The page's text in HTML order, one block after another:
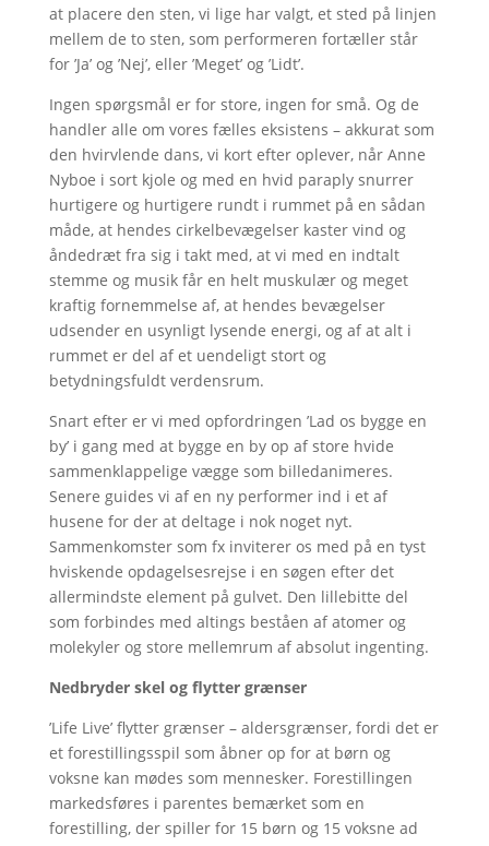
at placere den sten, vi lige har valgt, et sted på linjen
mellem de to sten, som performeren fortæller står
for ’Ja’ og ’Nej’, eller ’Meget’ og ’Lidt’.
Ingen spørgsmål er for store, ingen for små. Og de
handler alle om vores fælles eksistens – akkurat som
den hvirvlende dans, vi kort efter oplever, når Anne
Nyboe i sort kjole og med en hvid paraply snurrer
hurtigere og hurtigere rundt i rummet på en sådan
måde, at hendes cirkelbevægelser kaster vind og
åndedræt fra sig i takt med, at vi med en indtalt
stemme og musik får en helt muskulær og meget
kraftig fornemmelse af, at hendes bevægelser
udsender en usynligt lysende energi, og af at alt i
rummet er del af et uendeligt stort og
betydningsfuldt verdensrum.
Snart efter er vi med opfordringen ’Lad os bygge en
by’ i gang med at bygge en by op af store hvide
sammenklappelige vægge som billedanimeres.
Senere guides vi af en ny performer ind i et af
husene for der at deltage i nok noget nyt.
Sammenkomster som fx inviterer os med på en tyst
hviskende opdagelsesrejse i en søgen efter det
allermindste element på gulvet. Den lillebitte del
som forbindes med altings beståen af atomer og
molekyler og store mellemrum af absolut ingenting.
Nedbryder skel og flytter grænser
’Life Live’ flytter grænser – aldersgrænser, fordi det er
et forestillingsspil som åbner op for at børn og
voksne kan mødes som mennesker. Forestillingen
markedsføres i parentes bemærket som en
forestilling, der spiller for 15 børn og 15 voksne ad